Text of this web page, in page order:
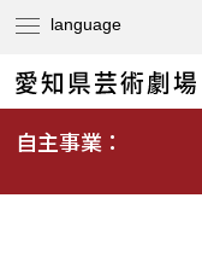
自主事業：